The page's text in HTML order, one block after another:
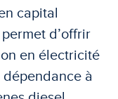
capital
d’offrir
en électricité
à